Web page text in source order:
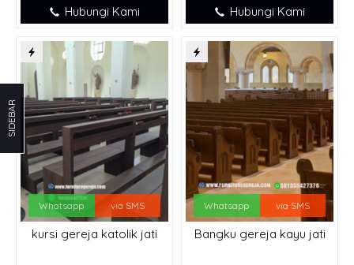
Hubungi Kami Hubungi Kami
Whatsapp via SMS
kursi gereja katolik jati
Whatsapp via SMS
Bangku gereja kayu jati
SIDEBAR